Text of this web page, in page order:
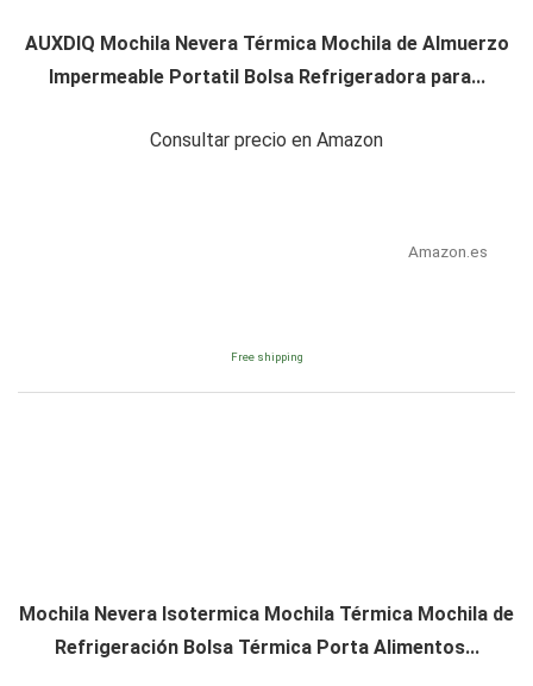
AUXDIQ Mochila Nevera Térmica Mochila de Almuerzo
Impermeable Portatil Bolsa Refrigeradora para...
Consultar precio en Amazon
Amazon.es
Free shipping
Mochila Nevera Isotermica Mochila Térmica Mochila de
Refrigeración Bolsa Térmica Porta Alimentos...